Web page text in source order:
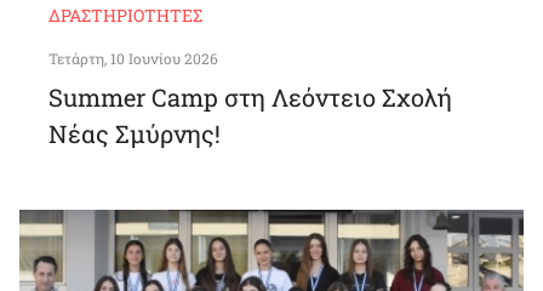
ΔΡΑΣΤΗΡΙΌΤΗΤΕΣ
Τετάρτη, 10 Ιουνίου 2026
Summer Camp στη Λεόντειο Σχολή
Νέας Σμύρνης!